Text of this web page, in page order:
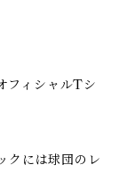
フィシャルTシ
クには球団のレ